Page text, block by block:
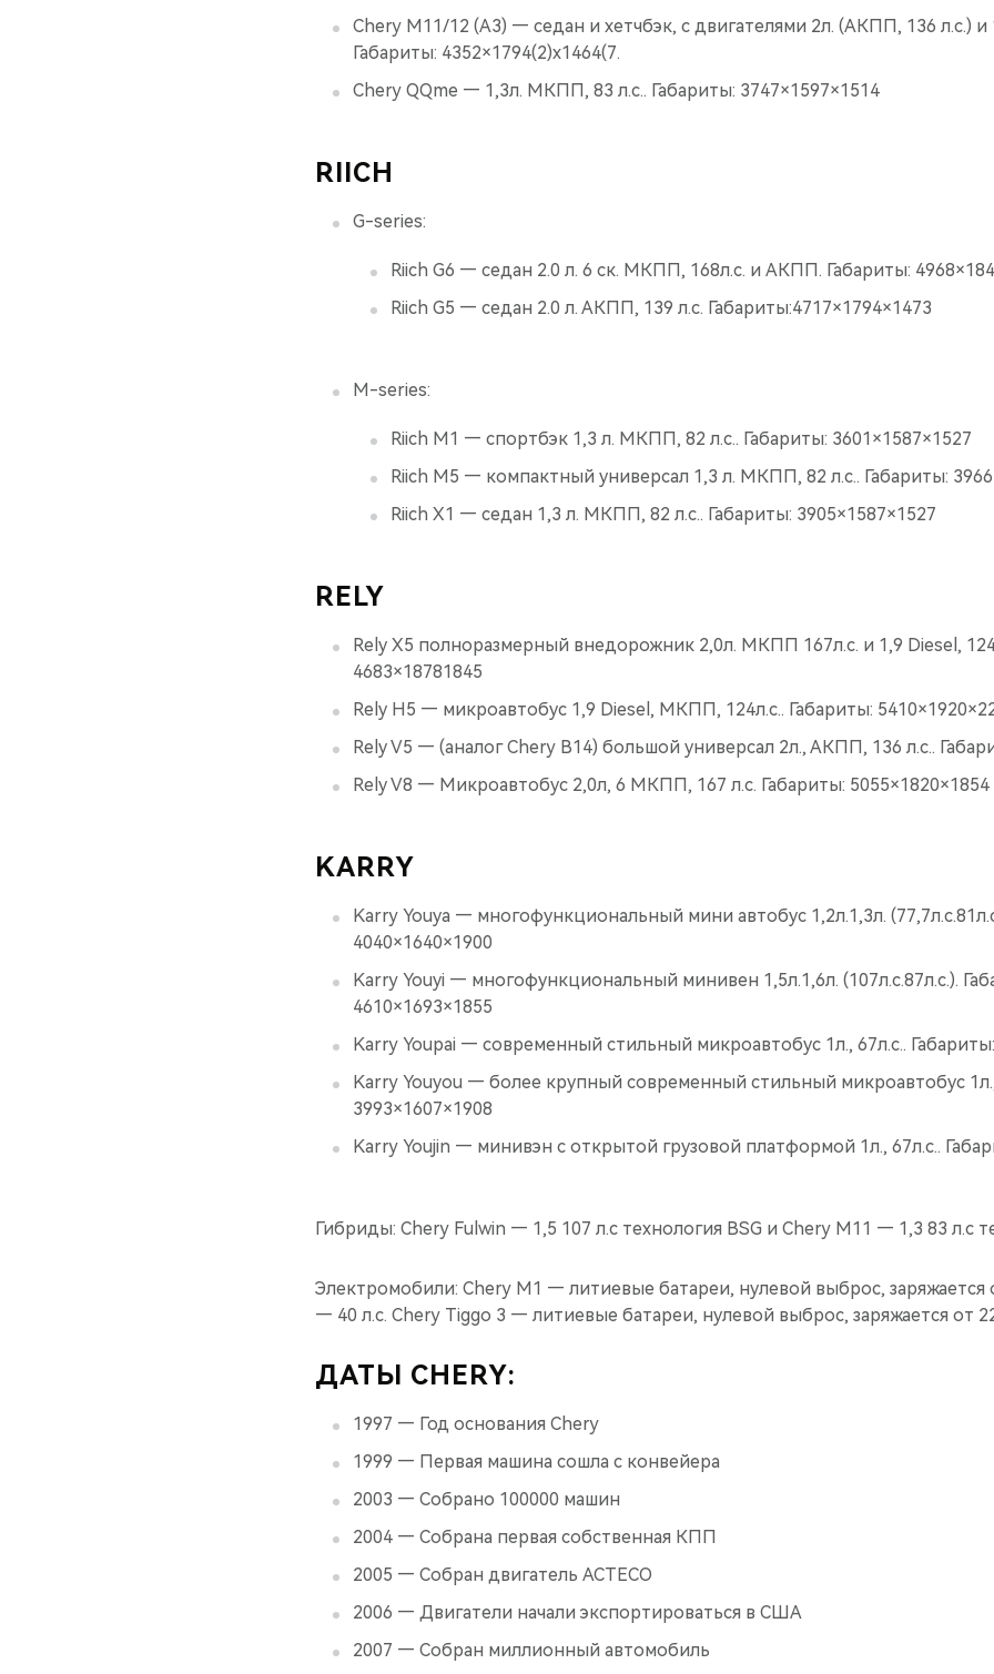
Chery M11/12 (A3) — седан и хетчбэк, с двигателями 2л. (АКПП, 136 л.с.)
Габариты: 4352×1794(2)х1464(7.
Chery QQme — 1,3л. МКПП, 83 л.с.. Габариты: 3747×1597×1514
RIICH
G-series:
Riich G6 — седан 2.0 л. 6 ск. МКПП, 168л.с. и АКПП. Габариты:
Riich G5 — седан 2.0 л. АКПП, 139 л.с. Габариты:4717×1794×1473
M-series:
Riich М1 — спортбэк 1,3 л. МКПП, 82 л.с.. Габариты: 3601×1587×1527
Riich М5 — компактный универсал 1,3 л. МКПП, 82 л.с.. Габариты:
Riich Х1 — седан 1,3 л. МКПП, 82 л.с.. Габариты: 3905×1587×1527
RELY
Rely X5 полноразмерный внедорожник 2,0л. МКПП 167л.с. и 1,9 Diesel,
4683×18781845
Rely H5 — микроавтобус 1,9 Diesel, МКПП, 124л.с.. Габариты:
Rely V5 — (аналог Chery В14) большой универсал 2л., АКПП, 136 л.с..
Rely V8 — Микроавтобус 2,0л, 6 МКПП, 167 л.с. Габариты: 5055×1820×1854
KARRY
Karry Youya — многофункциональный мини автобус 1,2л.1,3л.
4040×1640×1900
Karry Youyi — многофункциональный минивен 1,5л.1,6л. (107л.с.87л.с.).
4610×1693×1855
Karry Youpai — современный стильный микроавтобус 1л., 67л.с..
Karry Youyou — более крупный современный стильный микроавтобус 1л.,
3993×1607×1908
Karry Youjin — минивэн с открытой грузовой платформой 1л., 67л.с..
Гибриды: Chery Fulwin — 1,5 107 л.с технология BSG и Chery М11 — 1,3 83 л.с
Электромобили: Chery М1 — литиевые батареи, нулевой выброс, заряжается
— 40 л.с. Chery Tiggo 3 — литиевые батареи, нулевой выброс, заряжается от
ДАТЫ CHERY:
1997 — Год основания Chery
1999 — Первая машина сошла с конвейера
2003 — Собрано 100000 машин
2004 — Собрана первая собственная КПП
2005 — Собран двигатель ACTECO
2006 — Двигатели начали экспортироваться в США
2007 — Собран миллионный автомобиль